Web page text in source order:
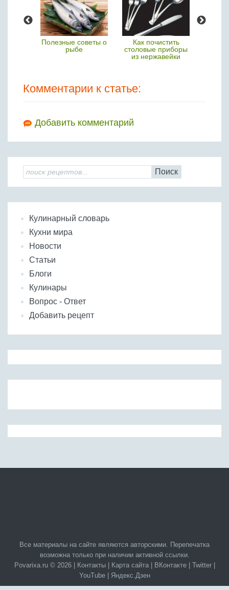
Полезные советы о
рыбе
Как почистить
столовые приборы
из нержавейки
Комментарии к статье:
Добавить комментарий
Поиск
Кулинарный словарь
Кухни мира
Новости
Статьи
Блоги
Кулинары
Вопрос - Ответ
Добавить рецепт
Все материалы на сайте являются авторскими. Перепечатка
возможна только при наличии активной ссылки.
Povarixa.ru © 2026 |
Контакты| Карта сайта| ВКонтакте| Twitter|
YouTube| Яндекс.Дзен